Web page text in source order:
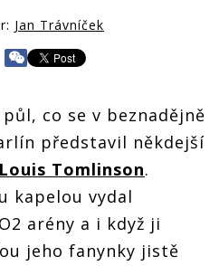
Jan Trávníček
co se v beznadějně
představil někdejší
Louis Tomlinson.
kapelou vydal
arény a i když ji
jeho fanynky jistě